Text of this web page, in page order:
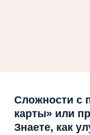
Сложности с
карты» или
Знаете, как